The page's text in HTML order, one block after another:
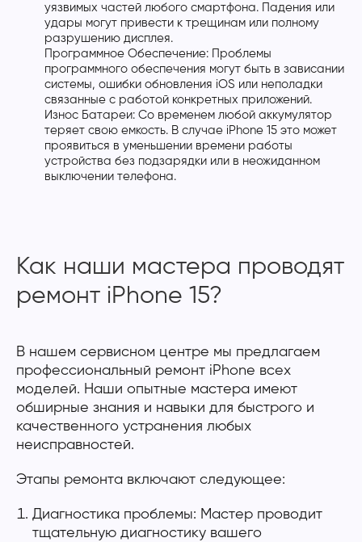
уязвимых частей любого смартфона. Падения или
удары могут привести к трещинам или полному
разрушению дисплея.
Программное Обеспечение: Проблемы
программного обеспечения могут быть в зависании
системы, ошибки обновления iOS или неполадки
связанные с работой конкретных приложений.
Износ Батареи: Со временем любой аккумулятор
теряет свою емкость. В случае iPhone 15 это может
проявиться в уменьшении времени работы
устройства без подзарядки или в неожиданном
выключении телефона.
Как наши мастера проводят
ремонт iPhone 15?
В нашем сервисном центре мы предлагаем
профессиональный ремонт iPhone всех
моделей. Наши опытные мастера имеют
обширные знания и навыки для быстрого и
качественного устранения любых
неисправностей.
Этапы ремонта включают следующее:
Диагностика проблемы: Мастер проводит
тщательную диагностику вашего